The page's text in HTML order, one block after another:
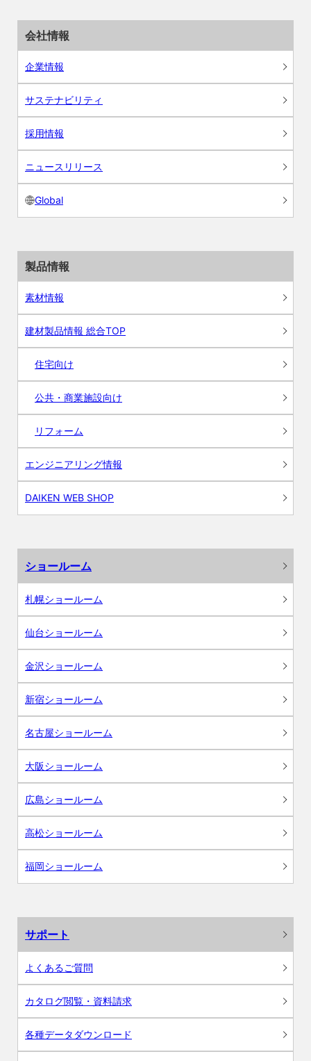
会社情報
企業情報
サステナビリティ
採用情報
ニュースリリース
Global
製品情報
素材情報
建材製品情報 総合TOP
住宅向け
公共・商業施設向け
リフォーム
エンジニアリング情報
DAIKEN WEB SHOP
ショールーム
札幌ショールーム
仙台ショールーム
金沢ショールーム
新宿ショールーム
名古屋ショールーム
大阪ショールーム
広島ショールーム
高松ショールーム
福岡ショールーム
サポート
よくあるご質問
カタログ閲覧・資料請求
各種データダウンロード